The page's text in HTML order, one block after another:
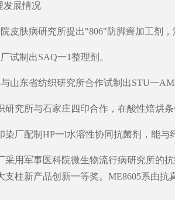
发展情况
皮肤病研究所提出"806"防脚癣加工剂
试制出SAQ一1整理剂。
山东省纺织研究所合作试制出STU一
织研究所与石家庄四印合作，在
染厂配制HP一l水溶性协同抗菌剂，能
采用军事医科院微生物流行病研究所的
支柱新产品创新一等奖。ME8605系由